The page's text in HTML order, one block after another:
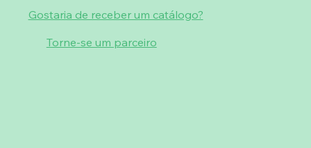
Gostaria de receber um catálogo?
Torne-se um parceiro